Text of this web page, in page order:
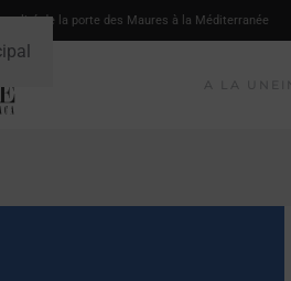
de la porte des Maures à la Méditerranée